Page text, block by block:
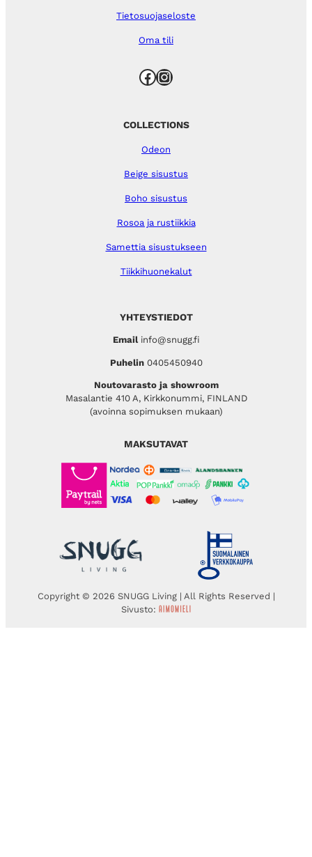
Tietosuojaseloste
Oma tili
Facebook Instagram
YHTEYSTIEDOT
Emailinfo@snugg.fi
Puhelin 0405450940
Noutovarasto ja showroom
Masalantie 410 A, Kirkkonummi, FINLAND
(avoinna sopimuksen mukaan)
COLLECTIONS
Odeon
Beige sisustus
Boho sisustus
Rosoa ja rustiikkia
Samettia sisustukseen
Tiikkihuonekalut
MAKSUTAVAT
Copyright © 2026 SNUGG Living | All Rights Reserved |
Sivusto: